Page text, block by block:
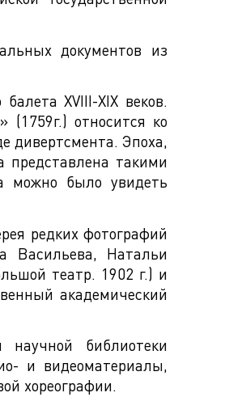
документов из
XVIII-XIX веков.
относится ко
дивертсмента. Эпоха,
представлена такими
можно было увидеть
редких фотографий
Васильева, Натальи
театр. 1902 г.) и
академический
библиотеки
и видеоматериалы,
хореографии.